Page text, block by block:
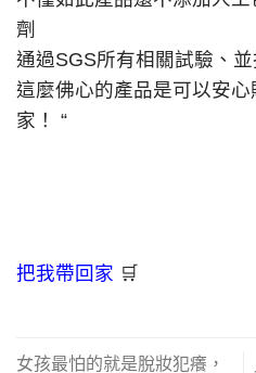
劑
通過SGS所有相關試驗、
這麼佛心的產品是可以安
家！ “
把我帶回家 🛒
女孩最怕的就是脫妝犯癢，